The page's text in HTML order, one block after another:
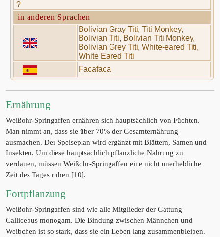
?
in anderen Sprachen
Bolivian Gray Titi, Titi Monkey,
Bolivian Titi, Bolivian Titi Monkey,
Bolivian Grey Titi, White-eared Titi,
White Eared Titi
Facafaca
Ernährung
Weißohr-Springaffen ernähren sich hauptsächlich von Füchten.
Man nimmt an, dass sie über 70% der Gesamternährung
ausmachen. Der Speiseplan wird ergänzt mit Blättern, Samen und
Insekten. Um diese hauptsächlich pflanzliche Nahrung zu
verdauen, müssen Weißohr-Springaffen eine nicht unerhebliche
Zeit des Tages ruhen [10].
Fortpflanzung
Weißohr-Springaffen sind wie alle Mitglieder der Gattung
Callicebus monogam. Die Bindung zwischen Männchen und
Weibchen ist so stark, dass sie ein Leben lang zusammenbleiben.